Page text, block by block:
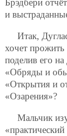
Брэдбери
и
Итак,
хочет прожить
поделив его
«Обряды и
«Открытия и
«Озарения»?
Мальчик